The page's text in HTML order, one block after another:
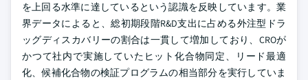
を上回る水準に達しているという認識を反映しています。業
界データによると、総初期段階R&D支出に占める外注型ドラ
ッグディスカバリーの割合は一貫して増加しており、CROが
かつて社内で実施していたヒット化合物同定、リード最適
化、候補化合物の検証プログラムの相当部分を実行していま